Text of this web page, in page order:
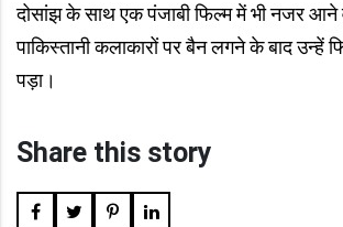
दोसांझ के साथ एक पंजाबी फिल्म में भी नजर आने
पाकिस्तानी कलाकारों पर बैन लगने के बाद उन्हें
पड़ा।​
Share this story